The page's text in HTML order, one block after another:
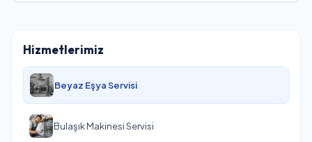
Hizmetlerimiz
Beyaz Eşya Servisi
Bulaşık Makinesi Servisi